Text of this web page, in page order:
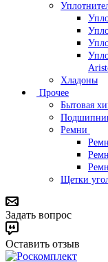
Хладоны
Прочее
Бытовая
Ремни
Щетки
Задать вопрос
Оставить отзыв